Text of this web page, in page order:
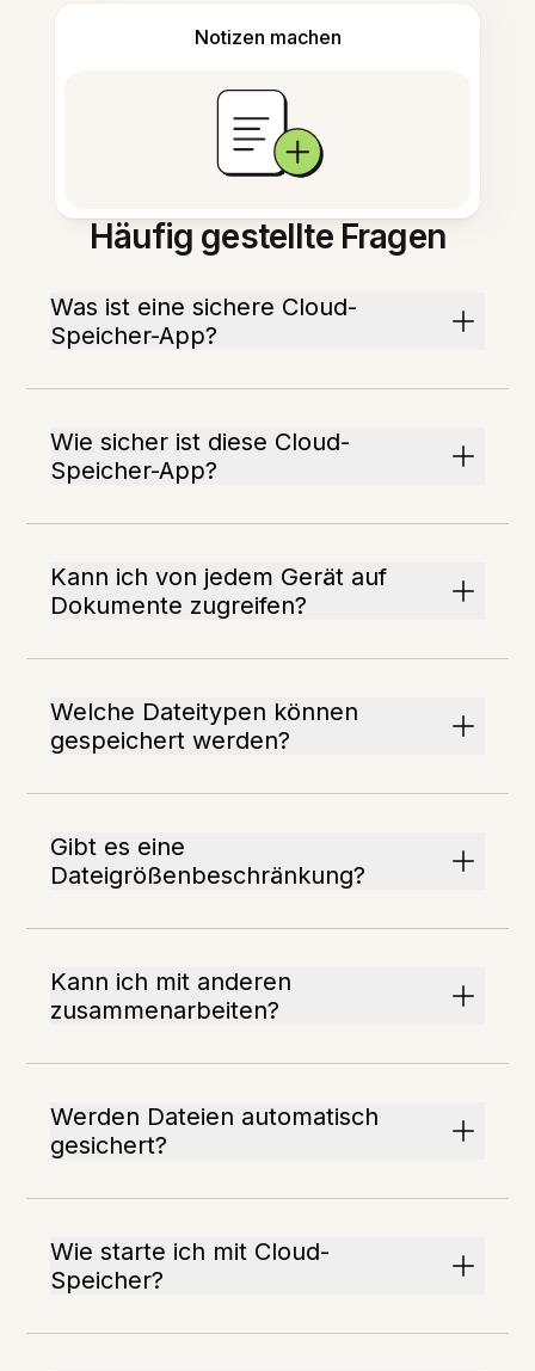
Notizen machen
Häufig gestellte Fragen
Was ist eine sichere Cloud-
Speicher-App?
Wie sicher ist diese Cloud-
Speicher-App?
Kann ich von jedem Gerät auf
Dokumente zugreifen?
Welche Dateitypen können
gespeichert werden?
Gibt es eine
Dateigrößenbeschränkung?
Kann ich mit anderen
zusammenarbeiten?
Werden Dateien automatisch
gesichert?
Wie starte ich mit Cloud-
Speicher?